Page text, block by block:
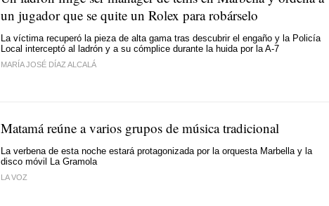
un jugador que se quite un Rolex para robárselo
La víctima recuperó la pieza de alta gama tras descubrir el engaño y la Policía
Local interceptó al ladrón y a su cómplice durante la huida por la A-7
MARÍA JOSÉ DÍAZ ALCALÁ
Matamá reúne a varios grupos de música tradicional
La verbena de esta noche estará protagonizada por la orquesta Marbella y la
disco móvil La Gramola
LA VOZ